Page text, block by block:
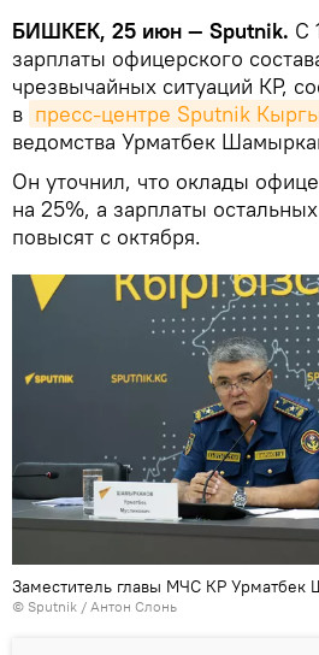
БИШКЕК, 25 июн — Sputnik. С
зарплаты офицерского
чрезвычайных ситуаций КР,
в пресс-центре Sputnik
ведомства Урматбек
Он уточнил, что оклады
на 25%, а зарплаты
повысят с октября.
Заместитель главы МЧС КР Урматбек
© Sputnik / Антон Слонь